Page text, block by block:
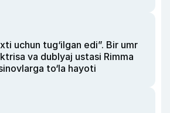
uchun tug‘ilgan edi”. Bir umr
va dublyaj ustasi Rimma
to‘la hayoti